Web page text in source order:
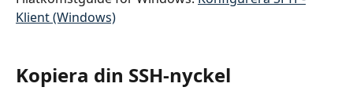
Klient (Windows)
Kopiera din SSH-nyckel